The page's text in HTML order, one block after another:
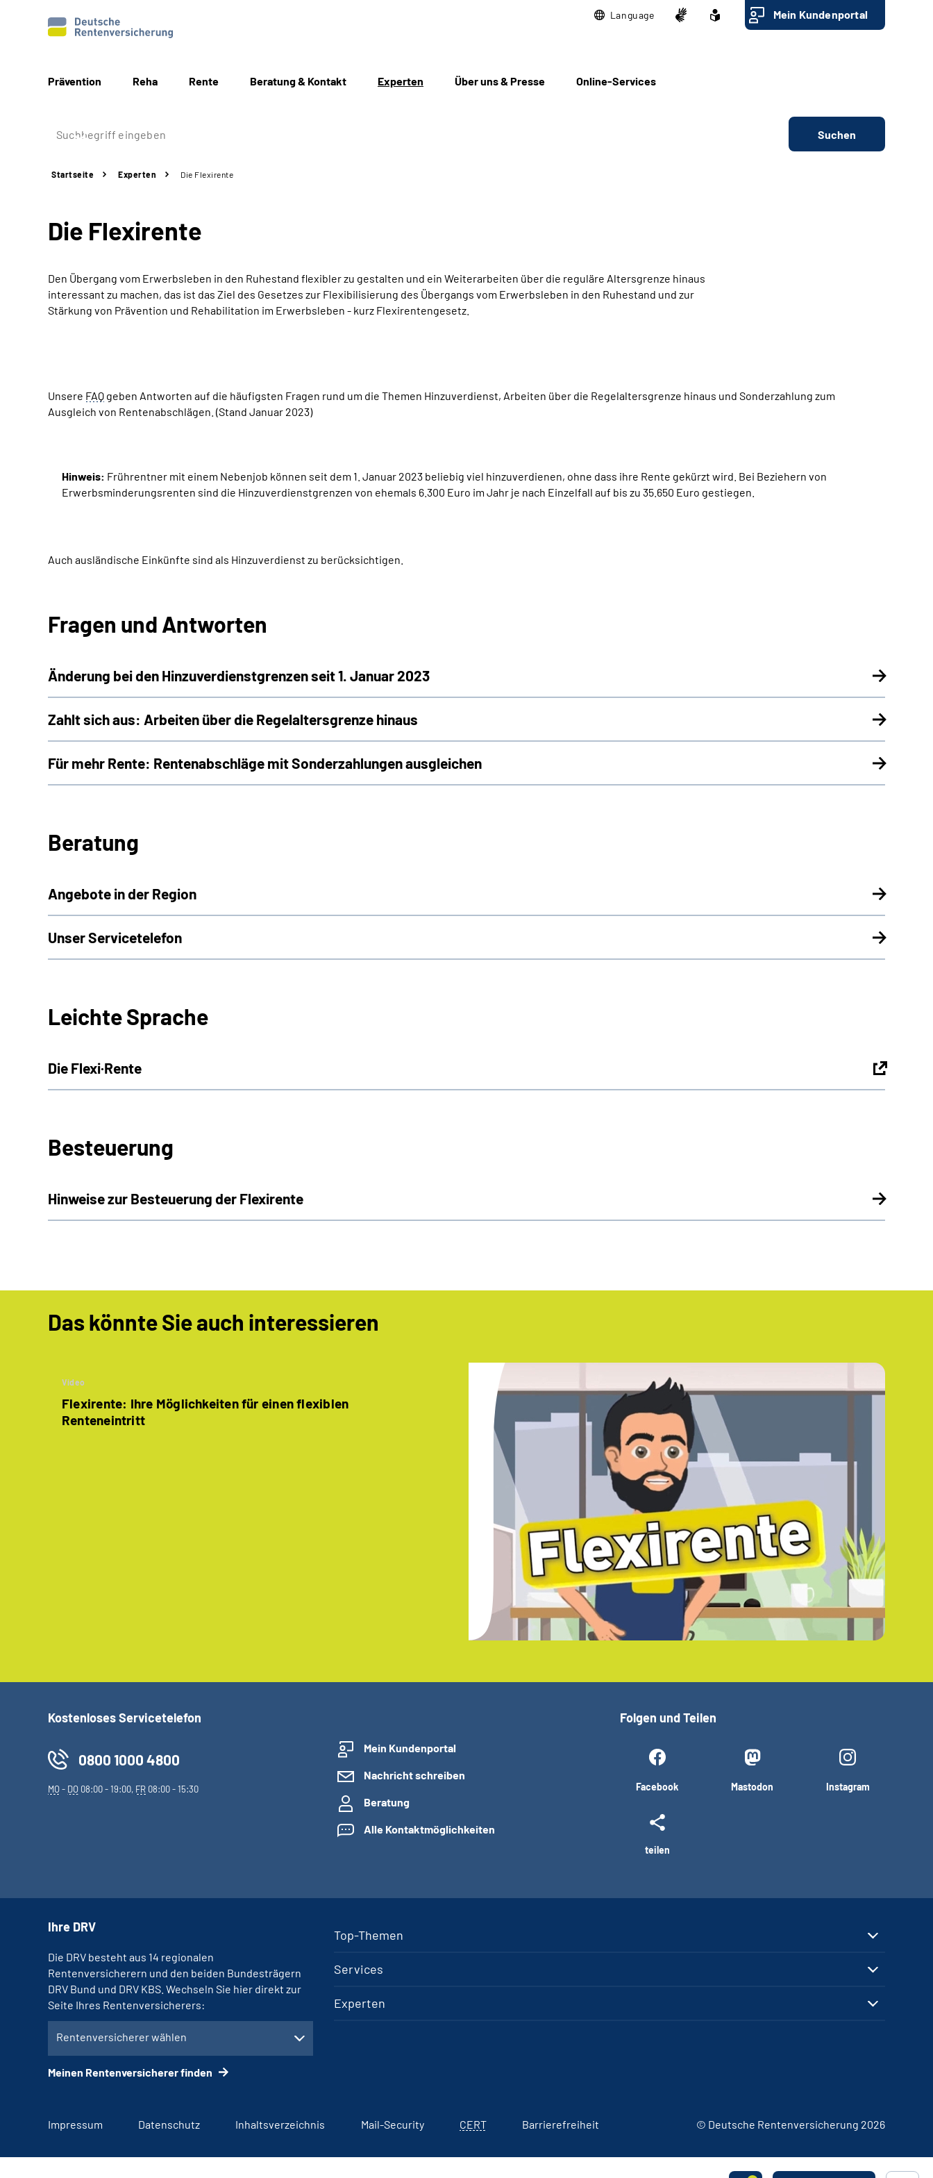
Language Mein Kundenportal
Prävention Reha Rente Beratung & Kontakt Experten Über uns & Presse Online-Services
Suchen
Startseite Experten Die Flexirente
Die Flexirente
Den Übergang vom Erwerbsleben in den Ruhestand flexibler zu gestalten und ein Weiterarbeiten über die reguläre Altersgrenze hinaus
interessant zu machen, das ist das Ziel des Gesetzes zur Flexibilisierung des Übergangs vom Erwerbsleben in den Ruhestand und zur
Stärkung von Prävention und Rehabilitation im Erwerbsleben - kurz Flexirentengesetz.
Unsere FAQ geben Antworten auf die häufigsten Fragen rund um die Themen Hinzuverdienst, Arbeiten über die Regelaltersgrenze hinaus und Sonderzahlung zum
Ausgleich von Rentenabschlägen. (Stand Januar 2023)
Hinweis: Frührentner mit einem Nebenjob können seit dem 1. Januar 2023 beliebig viel hinzuverdienen, ohne dass ihre Rente gekürzt wird. Bei Beziehern von
Erwerbsminderungsrenten sind die Hinzuverdienstgrenzen von ehemals 6.300 Euro im Jahr je nach Einzelfall auf bis zu 35.650 Euro gestiegen.
Auch ausländische Einkünfte sind als Hinzuverdienst zu berücksichtigen.
Fragen und Antworten
Änderung bei den Hinzuverdienstgrenzen seit 1. Januar 2023
Zahlt sich aus: Arbeiten über die Regelaltersgrenze hinaus
Für mehr Rente: Rentenabschläge mit Sonderzahlungen ausgleichen
Beratung
Angebote in der Region
Unser Servicetelefon
Leichte Sprache
Die Flexi·Rente
Besteuerung
Hinweise zur Besteuerung der Flexirente
Das könnte Sie auch interessieren
Video
Flexirente: Ihre Möglichkeiten für einen flexiblen
Renteneintritt
Kostenloses Servicetelefon
0800 1000 4800
MO- DO 08:00 - 19:00, FR 08:00 - 15:30
Mein Kundenportal
Nachricht schreiben
Beratung
Alle Kontaktmöglichkeiten
Folgen und Teilen
Facebook Mastodon Instagram
teilen
Top-Themen
Services
Experten
Ihre DRV
Die DRV besteht aus 14 regionalen
Rentenversicherern und den beiden Bundesträgern
DRV Bund und DRV KBS. Wechseln Sie hier direkt zur
Seite Ihres Rentenversicherers:
Rentenversicherer wählen
Meinen Rentenversicherer finden
Impressum Datenschutz Inhaltsverzeichnis Mail-Security CERT Barrierefreiheit © Deutsche Rentenversicherung 2026